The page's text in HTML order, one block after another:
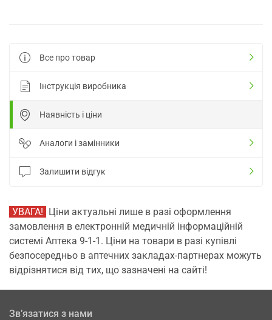
Все про товар
Інструкція виробника
Наявність і ціни
Аналоги і замінники
Залишити відгук
УВАГА! Ціни актуальні лише в разі оформлення
замовлення в електронній медичній інформаційній
системі Аптека 9-1-1. Ціни на товари в разі купівлі
безпосередньо в аптечних закладах-партнерах можуть
відрізнятися від тих, що зазначені на сайті!
Зв’язатися з нами